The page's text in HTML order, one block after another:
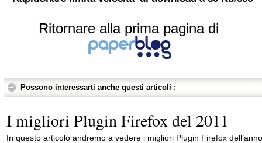
Ritornare alla prima pagina di
Possono interessarti anche questi articoli :
I migliori Plugin Firefox del 2011
In questo articolo andremo a vedere i migliori Plugin Firefox dell’anno